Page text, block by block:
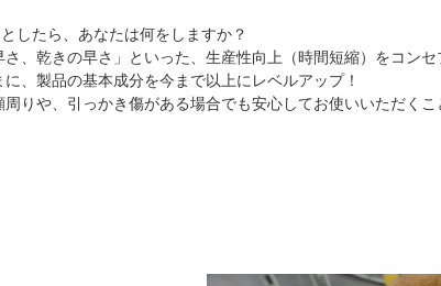
したら、あなたは何をしますか？
さ、乾きの早さ」といった、生産性向上（時間短縮）をコン
、製品の基本成分を今まで以上にレベルアップ！
りや、引っかき傷がある場合でも安心してお使いいただく